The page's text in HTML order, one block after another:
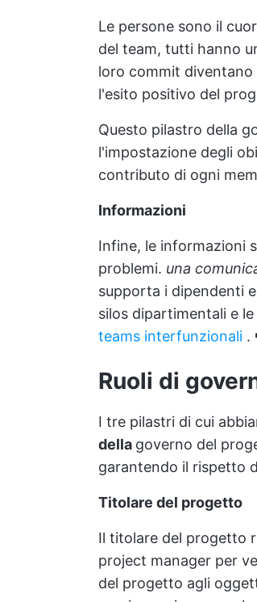
Le persone sono il
del team, tutti hanno
loro commit
l'esito positivo del
Questo pilastro della
l'impostazione degli
contributo di ogni
Informazioni
Infine, le informazioni
problemi. una
supporta i dipendenti
silos dipartimentali e
teams interfunzionali .
Ruoli di
I tre pilastri di cui
della governo del
garantendo il rispetto
Titolare del progetto
Il titolare del progetto
project manager per
del progetto agli